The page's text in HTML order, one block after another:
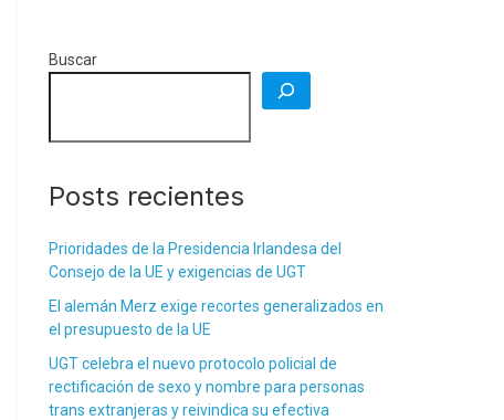
Buscar
Posts recientes
Prioridades de la Presidencia Irlandesa del
Consejo de la UE y exigencias de UGT
El alemán Merz exige recortes generalizados en
el presupuesto de la UE
UGT celebra el nuevo protocolo policial de
rectificación de sexo y nombre para personas
trans extranjeras y reivindica su efectiva